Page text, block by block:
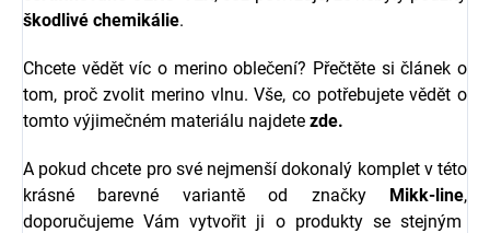
škodlivé chemikálie.
Chcete vědět víc o merino oblečení? Přečtěte si článek o
tom, proč zvolit merino vlnu. Vše, co potřebujete vědět o
tomto výjimečném materiálu najdete zde.
A pokud chcete pro své nejmenší dokonalý komplet v této
krásné barevné variantěod značky Mikk-line,
doporučujeme Vám vytvořit ji o produkty se stejným